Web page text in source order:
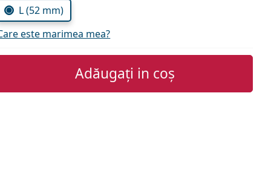
L (52 mm)
este marimea mea?
Adăugați in coș